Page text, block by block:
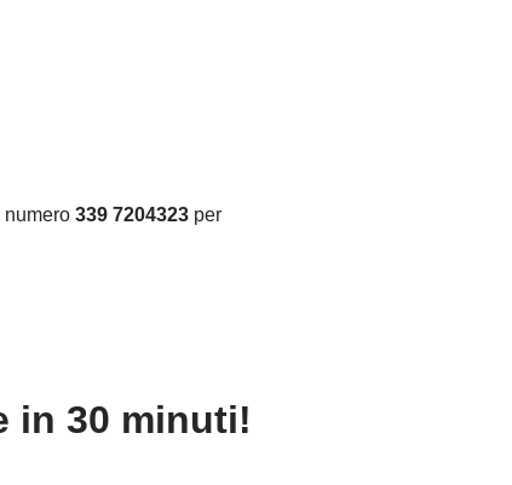
numero 339 7204323 per
in 30 minuti!